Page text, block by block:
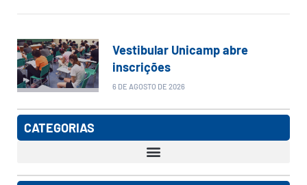
Vestibular Unicamp abre
inscrições
6 DE AGOSTO DE 2026
CATEGORIAS